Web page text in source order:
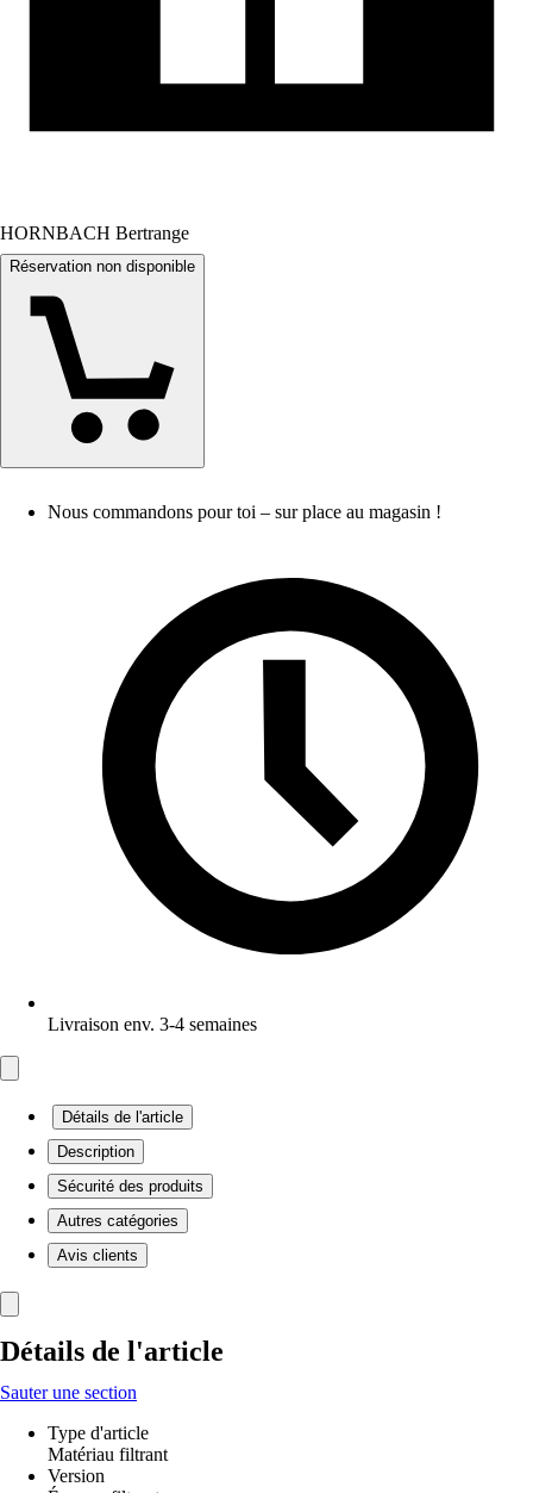
HORNBACH Bertrange
Réservation non disponible
Nous commandons pour toi – sur place au magasin !
Livraison env. 3-4 semaines
Détails de l'article
Description
Sécurité des produits
Autres catégories
Avis clients
Détails de l'article
Sauter une section
Type d'article
Matériau filtrant
Version